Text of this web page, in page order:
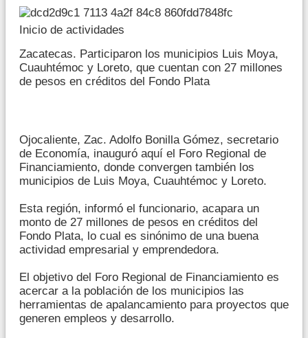
Inicio de actividades
Zacatecas. Participaron los municipios Luis Moya,
Cuauhtémoc y Loreto, que cuentan con 27 millones
de pesos en créditos del Fondo Plata
Ojocaliente, Zac. Adolfo Bonilla Gómez, secretario
de Economía, inauguró aquí el Foro Regional de
Financiamiento, donde convergen también los
municipios de Luis Moya, Cuauhtémoc y Loreto.
Esta región, informó el funcionario, acapara un
monto de 27 millones de pesos en créditos del
Fondo Plata, lo cual es sinónimo de una buena
actividad empresarial y emprendedora.
El objetivo del Foro Regional de Financiamiento es
acercar a la población de los municipios las
herramientas de apalancamiento para proyectos que
generen empleos y desarrollo.